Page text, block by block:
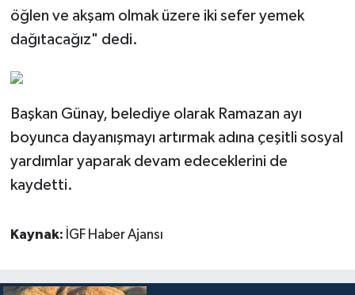
öğlen ve akşam olmak üzere iki sefer yemek
dağıtacağız" dedi.
Başkan Günay, belediye olarak Ramazan ayı
boyunca dayanışmayı artırmak adına çeşitli sosyal
yardımlar yaparak devam edeceklerini de
kaydetti.
Kaynak: İGF Haber Ajansı